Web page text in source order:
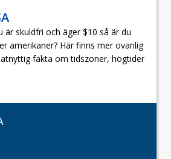
är skuldfri och äger $10 så är du
amerikaner? Här finns mer ovanlig
fakta om tidszoner, högtider